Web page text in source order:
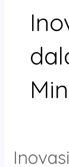
Inovasi